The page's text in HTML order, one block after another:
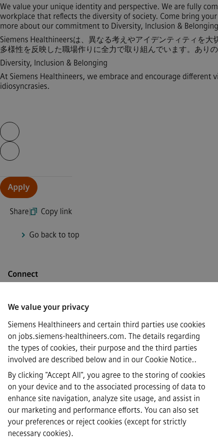
We value your privacy
Siemens Healthineers and certain third parties use cookies
on jobs.siemens-healthineers.com. The details regarding
the types of cookies, their purpose and the third parties
involved are described below and in our Cookie Notice..
By clicking "Accept All", you agree to the storing of cookies
on your device and to the associated processing of data to
enhance site navigation, analyze site usage, and assist in
our marketing and performance efforts. You can also set
your preferences or reject cookies (except for strictly
necessary cookies).
We value your unique identity and perspective. We are fully
workplace that reflects the diversity of society. Come bring
more about our commitment to Diversity, Inclusion &
Siemens Healthineersは、異なる考えやアイデンティティを
多様性を反映した職場作りに全力で取り組んでいます。あり
Diversity, Inclusion & Belonging
At Siemens Healthineers, we embrace and encourage
idiosyncrasies.
Skip video slider
Apply
Share| Copy link
Go back to top
Connect
Siemens Healthineers AG © 2026
FAQs
·
Corporate Information
Privacy Notice
·
Cookie notice
·
Terms of Use